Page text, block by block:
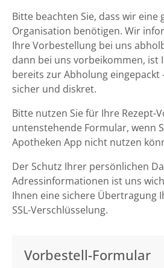
Bitte beachten Sie, dass wir eine
Organisation benötigen. Wir
Ihre Vorbestellung bei uns
dann bei uns vorbeikommen, ist
bereits zur Abholung eingepackt
sicher und diskret.
Bitte nutzen Sie für Ihre Rezept-
untenstehende Formular, wenn
Apotheken App nicht nutzen
Der Schutz Ihrer persönlichen
Adressinformationen ist uns
Ihnen eine sichere Übertragung
SSL-Verschlüsselung.
Vorbestell-Formular